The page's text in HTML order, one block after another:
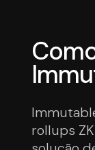
rollups